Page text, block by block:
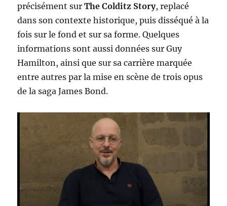
précisément surThe Colditz Story, replacé
dans son contexte historique, puis disséqué à la
fois sur le fond et sur sa forme. Quelques
informations sont aussi données sur Guy
Hamilton, ainsi que sur sa carrière marquée
entre autres par la mise en scène de trois opus
de la saga James Bond.